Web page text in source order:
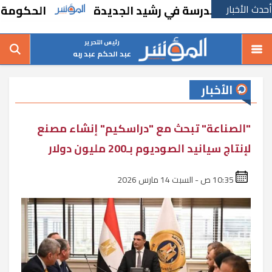
أحدث الأخبارمدرسة في رشيد الجديدة الحكومة تقر
رئيس التحرير
عبد الحكم عبد ربه
الأخبار
"الصناعة" تبحث مع "دراسكيم" إنشاء مصنع
لإنتاج سيانيد الصوديوم بـ200 مليون دولار